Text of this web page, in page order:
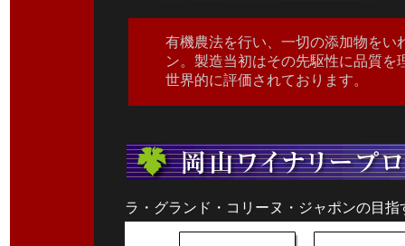
有機農法を行い、一切の添加物をい
ン。製造当初はその先駆性に品質
世界的に評価されております。
ラ・グランド・コリーヌ・ジャポンの目